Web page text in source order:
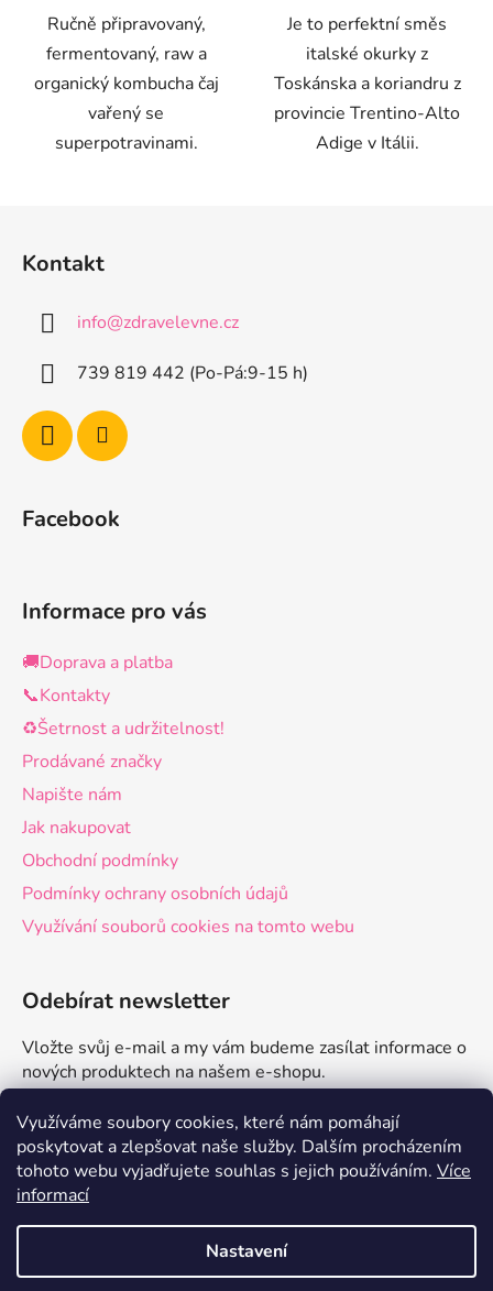
Využíváme soubory cookies, které nám pomáhají
poskytovat a zlepšovat naše služby. Dalším procházením
tohoto webu vyjadřujete souhlas s jejich používáním. Více
informací
Nastavení
Ručně připravovaný,
fermentovaný, raw a
organický kombucha čaj
vařený se
superpotravinami.
Je to perfektní směs
italské okurky z
Toskánska a koriandru z
provincie Trentino-Alto
Adige v Itálii.
Kontakt
info@zdravelevne.cz
739 819 442 (Po-Pá:9-15 h)
Facebook
Informace pro vás
🚚Doprava a platba
📞Kontakty
♻️Šetrnost a udržitelnost!
Prodávané značky
Napište nám
Jak nakupovat
Obchodní podmínky
Podmínky ochrany osobních údajů
Využívání souborů cookies na tomto webu
Odebírat newsletter
Vložte svůj e-mail a my vám budeme zasílat informace o
nových produktech na našem e-shopu.
E-mail
PŘIHLÁSIT SE